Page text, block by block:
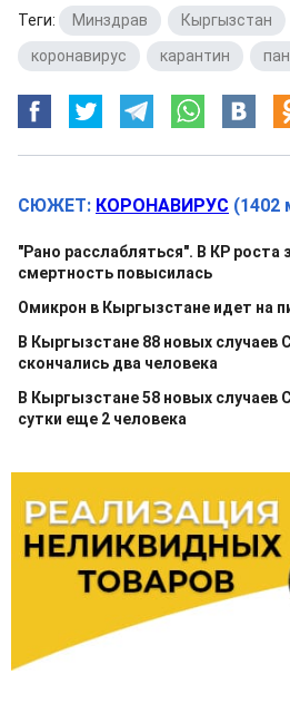
Теги: Минздрав Кыргызстан
коронавирус
карантин
СЮЖЕТ: КОРОНАВИРУС (1402
"Рано расслабляться". В КР роста
смертность повысилась
Омикрон в Кыргызстане идет на
В Кыргызстане 88 новых случаев
скончались два человека
В Кыргызстане 58 новых случаев
сутки еще 2 человека